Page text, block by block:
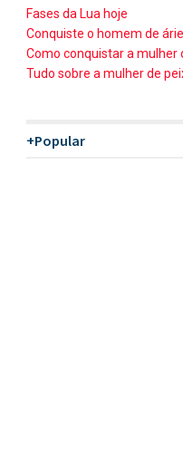
Fases da Lua hoje
Conquiste o homem de
Como conquistar a mulher
Tudo sobre a mulher de
+Popular